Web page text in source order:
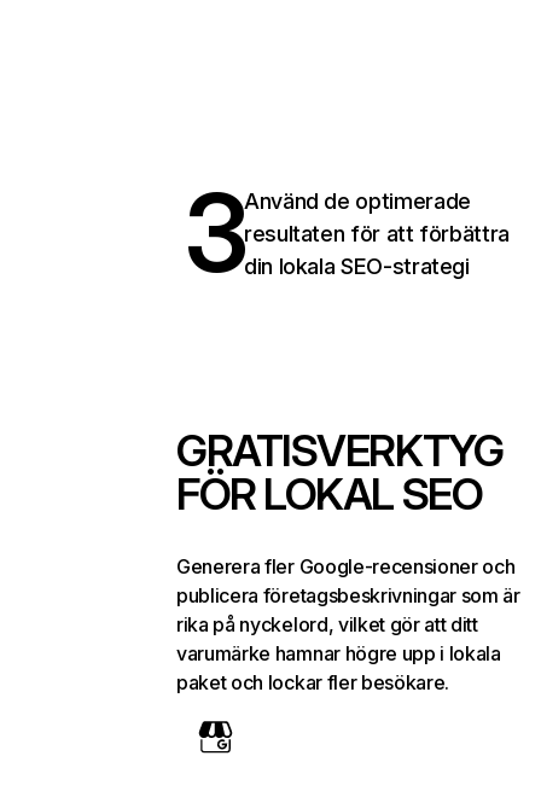
3Använd de optimerade
resultaten för att förbättra
din lokala SEO-strategi
GRATISVERKTYG
FÖR LOKAL SEO
Generera fler Google-recensioner och
publicera företagsbeskrivningar som är
rika på nyckelord, vilket gör att ditt
varumärke hamnar högre upp i lokala
paket och lockar fler besökare.